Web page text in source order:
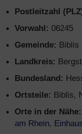
Postleitzahl
Vorwahl: 06245
Gemeinde: Biblis
Landkreis:
Bundesland:
Ortsteile: Biblis,
Orte in der Nähe:
am Rhein,